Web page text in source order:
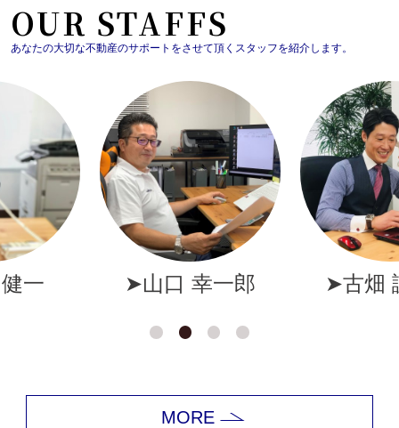
OUR STAFFS
あなたの大切な不動産のサポートをさせて頂くスタッフを紹介します。
郎 ➤古畑 誠一郎 ➤岩井
MORE